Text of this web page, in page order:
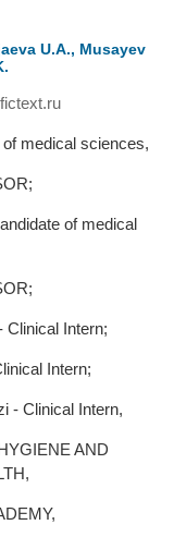
U.A., Musayev
medical sciences,
of medical
Clinical Intern;
Intern;
- Clinical Intern,
AND